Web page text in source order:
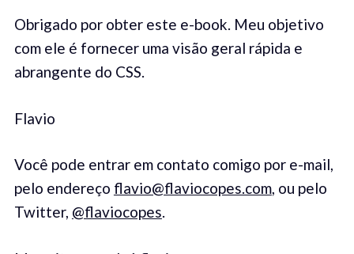
Obrigado por obter este e-book. Meu objetivo
com ele é fornecer uma visão geral rápida e
abrangente do CSS.
Flavio
Você pode entrar em contato comigo por e-mail,
pelo endereço flavio@flaviocopes.com, ou pelo
Twitter, @flaviocopes.